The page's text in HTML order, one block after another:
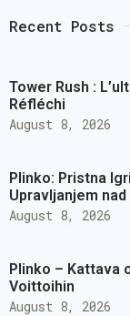
Recent Posts
Tower Rush :
Réfléchi
August 8, 2026
Plinko: Pristna
Upravljanjem
August 8, 2026
Plinko – Kattava
Voittoihin
August 8, 2026